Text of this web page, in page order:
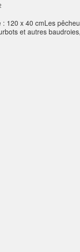
: 120 x 40 cmLes
et autres
l’heure du